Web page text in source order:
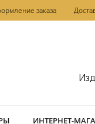
заказа
ИНТЕРНЕТ-